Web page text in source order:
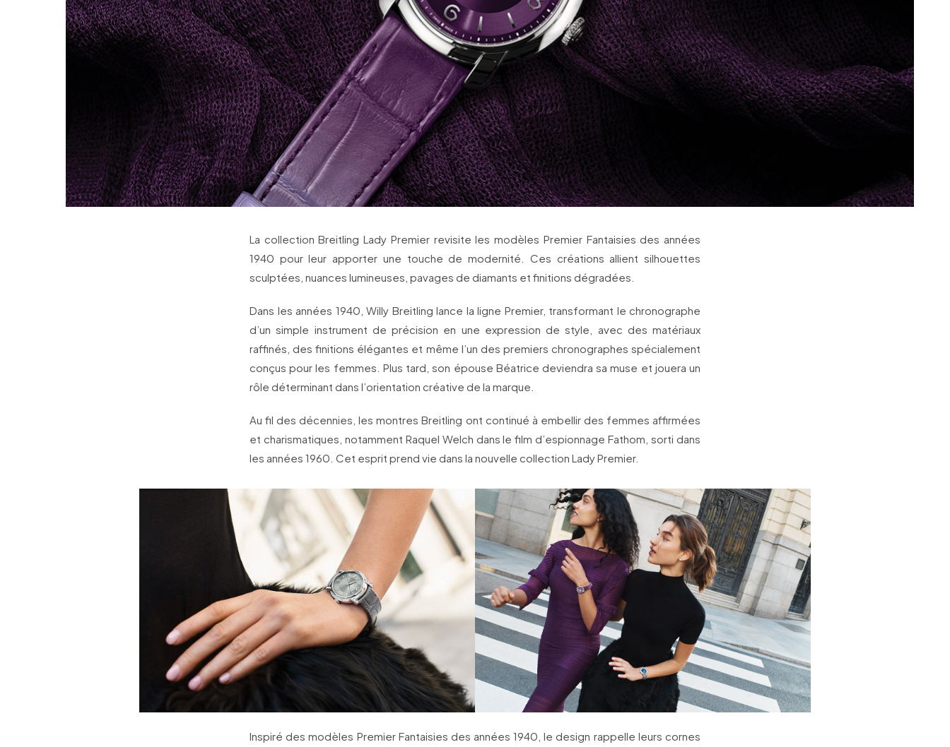
La collection Breitling Lady Premier revisite les modèles Premier Fantaisies des années
1940 pour leur apporter une touche de modernité. Ces créations allient silhouettes
sculptées, nuances lumineuses, pavages de diamants et finitions dégradées.
Dans les années 1940, Willy Breitling lance la ligne Premier, transformant le chronographe
d’un simple instrument de précision en une expression de style, avec des matériaux
raffinés, des finitions élégantes et même l’un des premiers chronographes spécialement
conçus pour les femmes. Plus tard, son épouse Béatrice deviendra sa muse et jouera un
rôle déterminant dans l’orientation créative de la marque.
Au fil des décennies, les montres Breitling ont continué à embellir des femmes affirmées
et charismatiques, notamment Raquel Welch dans le film d’espionnage Fathom, sorti dans
les années 1960. Cet esprit prend vie dans la nouvelle collection Lady Premier.
Inspiré des modèles Premier Fantaisies des années 1940, le design rappelle leurs cornes